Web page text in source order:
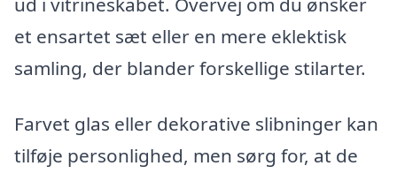
et ensartet sæt eller en mere eklektisk
samling, der blander forskellige stilarter.
Farvet glas eller dekorative slibninger kan
tilføje personlighed, men sørg for, at de